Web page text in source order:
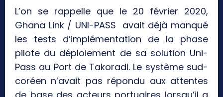
L’on se rappelle que le 20 février 2020,
Ghana Link / UNI-PASS avait déjà manqué
les tests d’implémentation de la phase
pilote du déploiement de sa solution Uni-
Pass au Port de Takoradi. Le système sud-
coréen n’avait pas répondu aux attentes